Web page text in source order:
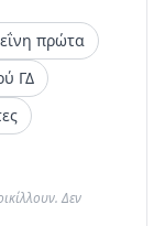
πρώτα
ΓΔ
Δεν